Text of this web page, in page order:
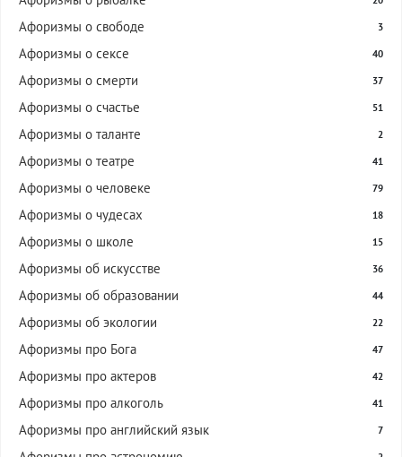
Афоризмы о свободе 3
Афоризмы о сексе 40
Афоризмы о смерти 37
Афоризмы о счастье 51
Афоризмы о таланте 2
Афоризмы о театре 41
Афоризмы о человеке 79
Афоризмы о чудесах 18
Афоризмы о школе 15
Афоризмы об искусстве 36
Афоризмы об образовании 44
Афоризмы об экологии 22
Афоризмы про Бога 47
Афоризмы про актеров 42
Афоризмы про алкоголь 41
Афоризмы про английский язык 7